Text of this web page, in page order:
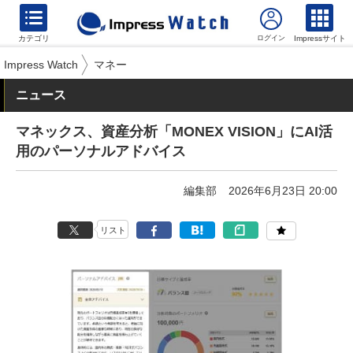
カテゴリ Impressサイト
Impress Watch マネー
ニュース
マネックス、資産分析「MONEX VISION」にAI活
用のパーソナルアドバイス
編集部 2026年6月23日 20:00
リスト